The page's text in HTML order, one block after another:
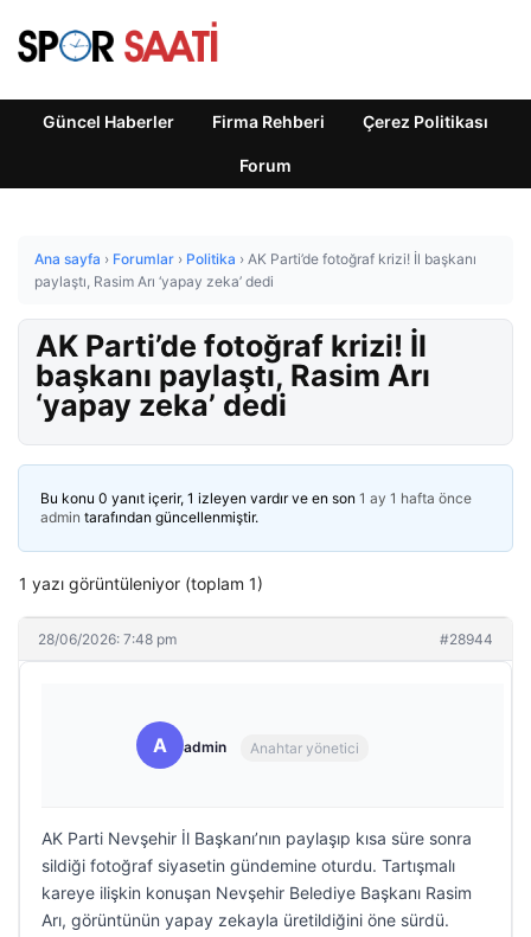
Güncel Haberler Firma Rehberi Çerez Politikası
Forum
Ana sayfa › Forumlar › Politika › AK Parti’de fotoğraf krizi! İl başkanı
paylaştı, Rasim Arı ‘yapay zeka’ dedi
AK Parti’de fotoğraf krizi! İl
başkanı paylaştı, Rasim Arı
‘yapay zeka’ dedi
Bu konu 0 yanıt içerir, 1 izleyen vardır ve en son 1 ay 1 hafta önce
admin tarafından güncellenmiştir.
1 yazı görüntüleniyor (toplam 1)
28/06/2026: 7:48 pm #28944
A admin Anahtar yönetici
AK Parti Nevşehir İl Başkanı’nın paylaşıp kısa süre sonra
sildiği fotoğraf siyasetin gündemine oturdu. Tartışmalı
kareye ilişkin konuşan Nevşehir Belediye Başkanı Rasim
Arı, görüntünün yapay zekayla üretildiğini öne sürdü.